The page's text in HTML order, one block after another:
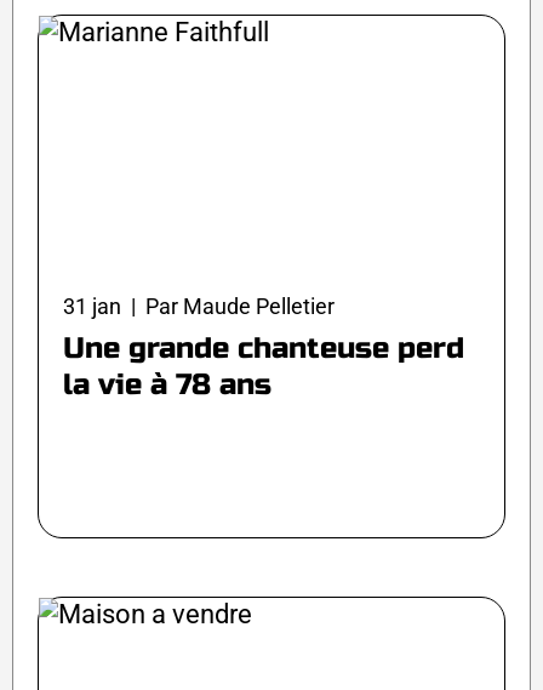
31 jan | Par Maude Pelletier
Une grande chanteuse perd
la vie à 78 ans